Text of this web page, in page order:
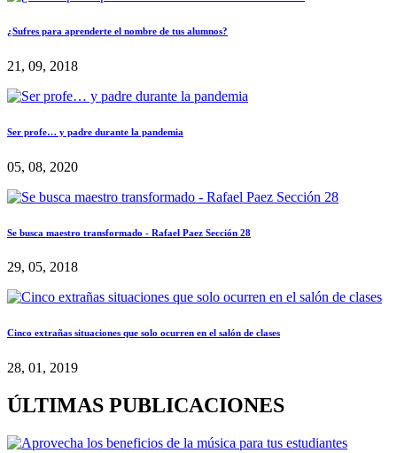
¿Sufres para aprenderte el nombre de tus alumnos?
21, 09, 2018
Ser profe… y padre durante la pandemia
05, 08, 2020
Se busca maestro transformado - Rafael Paez Sección 28
29, 05, 2018
Cinco extrañas situaciones que solo ocurren en el salón de clases
28, 01, 2019
ÚLTIMAS PUBLICACIONES